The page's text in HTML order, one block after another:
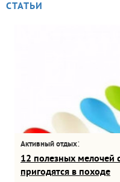
СТАТЬИ
Активный отдых:
12 полезных мелочей
пригодятся в походе